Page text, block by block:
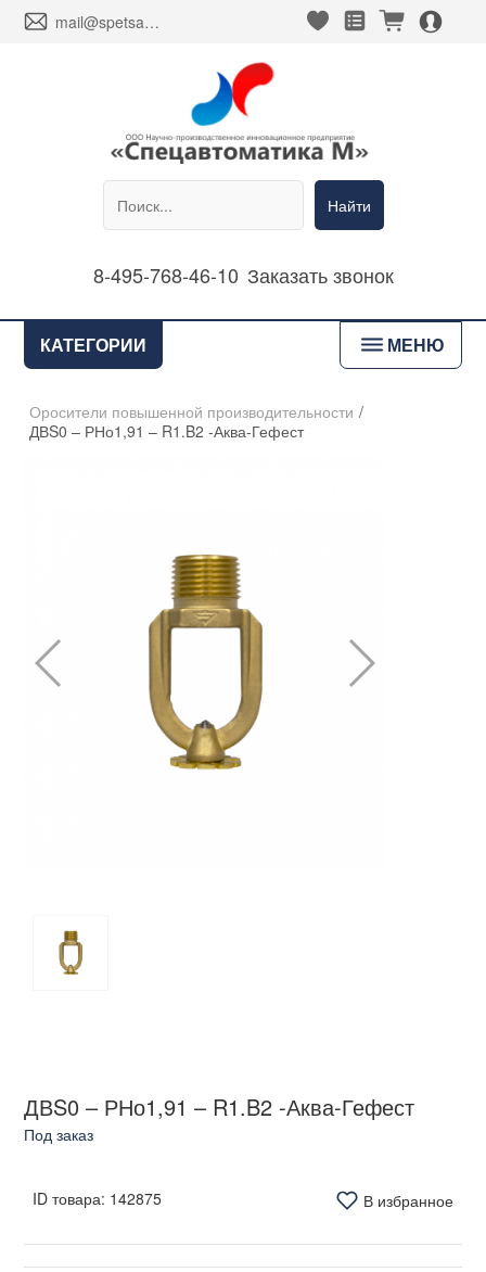
envelope mail@spetsavtomatika-m.ru heart_fill square_favorites_fill cart_fill person_alt_circle_fill
Найти
8-495-768-46-10 Заказать звонок
КАТЕГОРИИ bars МЕНЮ
Оросители повышенной производительности /
ДВS0 – РНо1,91 – R1.B2 -Аква-Гефест
ДВS0 – РНо1,91 – R1.B2 -Аква-Гефест
Под заказ
ID товара: 142875 В избранное